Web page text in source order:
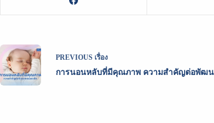
PREVIOUS เรื่อง
การนอนหลับที่มีคุณภาพ ความสำคัญต่อพัฒน